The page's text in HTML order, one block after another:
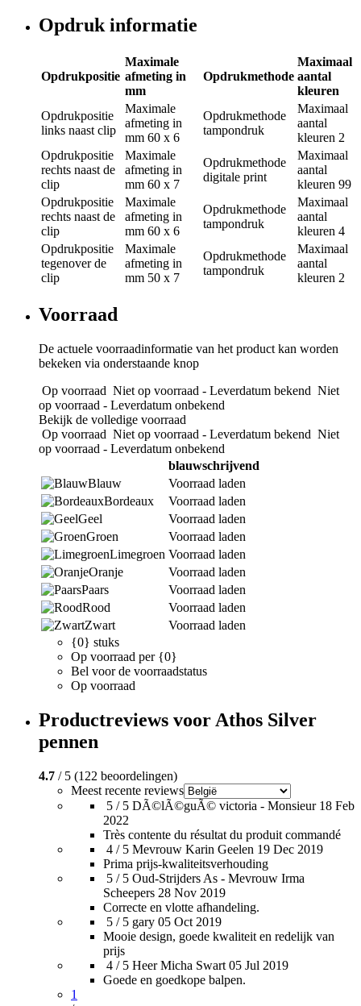
Opdruk informatie
Opdrukpositie
Maximale
afmeting in
mm
Opdrukmethode
Maximaal
aantal
kleuren
Opdrukpositie
links naast clip
Maximale
afmeting in
mm 60 x 6
Opdrukmethode
tampondruk
Maximaal
aantal
kleuren 2
Opdrukpositie
rechts naast de
clip
Maximale
afmeting in
mm 60 x 7
Opdrukmethode
digitale print
Maximaal
aantal
kleuren 99
Opdrukpositie
rechts naast de
clip
Maximale
afmeting in
mm 60 x 6
Opdrukmethode
tampondruk
Maximaal
aantal
kleuren 4
Opdrukpositie
tegenover de
clip
Maximale
afmeting in
mm 50 x 7
Opdrukmethode
tampondruk
Maximaal
aantal
kleuren 2
Voorraad
De actuele voorraadinformatie van het product kan worden
bekeken via onderstaande knop
Op voorraad Niet op voorraad - Leverdatum bekend Niet
op voorraad - Leverdatum onbekend
Bekijk de volledige voorraad
Op voorraad Niet op voorraad - Leverdatum bekend Niet
op voorraad - Leverdatum onbekend
blauwschrijvend
Blauw
Voorraad laden
Bordeaux
Voorraad laden
Geel
Voorraad laden
Groen
Voorraad laden
Limegroen Voorraad laden
Oranje
Voorraad laden
Paars
Voorraad laden
Rood
Voorraad laden
Zwart
Voorraad laden
{0} stuks
Op voorraad per {0}
Bel voor de voorraadstatus
Op voorraad
Productreviews voor Athos Silver
pennen
4.7 / 5 (122 beoordelingen)
Meest recente reviews
5 / 5 DÃ©lÃ©guÃ© victoria - Monsieur 18 Feb
2022
Très contente du résultat du produit commandé
4 / 5 Mevrouw Karin Geelen 19 Dec 2019
Prima prijs-kwaliteitsverhouding
5 / 5 Oud-Strijders As - Mevrouw Irma
Scheepers 28 Nov 2019
Correcte en vlotte afhandeling.
5 / 5 gary 05 Oct 2019
Mooie design, goede kwaliteit en redelijk van
prijs
4 / 5 Heer Micha Swart 05 Jul 2019
Goede en goedkope balpen.
1